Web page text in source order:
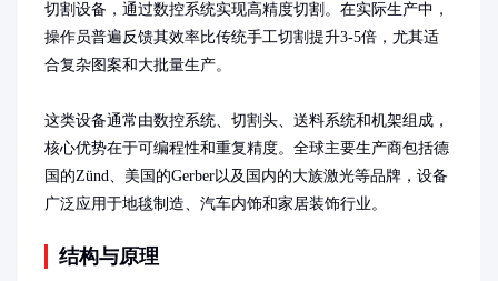
切割设备，通过数控系统实现高精度切割。在实际生产中，
操作员普遍反馈其效率比传统手工切割提升3-5倍，尤其适
合复杂图案和大批量生产。
这类设备通常由数控系统、切割头、送料系统和机架组成，
核心优势在于可编程性和重复精度。全球主要生产商包括德
国的Zünd、美国的Gerber以及国内的大族激光等品牌，设备
广泛应用于地毯制造、汽车内饰和家居装饰行业。
结构与原理